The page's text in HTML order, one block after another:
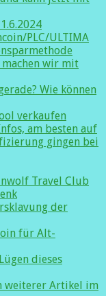
PLC/ULTIMA
machen wir mit
Wie können
verkaufen
am besten auf
gingen bei
Travel Club
der
für Alt-
dieses
weiterer Artikel im